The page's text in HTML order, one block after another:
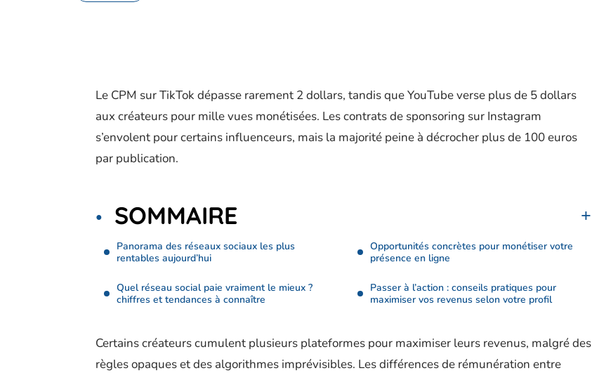
Le CPM sur TikTok dépasse rarement 2 dollars, tandis que YouTube verse plus de 5 dollars
aux créateurs pour mille vues monétisées. Les contrats de sponsoring sur Instagram
s’envolent pour certains influenceurs, mais la majorité peine à décrocher plus de 100 euros
par publication.
SOMMAIRE
Panorama des réseaux sociaux les plus
rentables aujourd’hui
Quel réseau social paie vraiment le mieux ?
chiffres et tendances à connaître
Opportunités concrètes pour monétiser votre
présence en ligne
Passer à l’action : conseils pratiques pour
maximiser vos revenus selon votre profil
Certains créateurs cumulent plusieurs plateformes pour maximiser leurs revenus, malgré des
règles opaques et des algorithmes imprévisibles. Les différences de rémunération entre